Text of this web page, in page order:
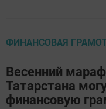
ФИНАНСОВАЯ
Весенний
Татарстана
финансовую